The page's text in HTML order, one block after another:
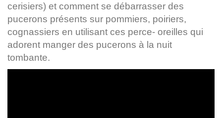
cerisiers) et comment se débarrasser des
pucerons présents sur pommiers, poiriers,
cognassiers en utilisant ces perce- oreilles qui
adorent manger des pucerons à la nuit
tombante.